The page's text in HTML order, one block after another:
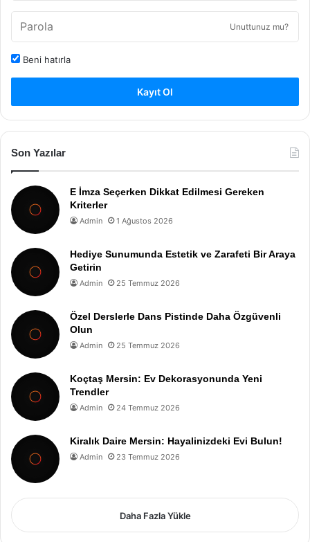
Unuttunuz mu?
Beni hatırla
Kayıt Ol
Son Yazılar
E İmza Seçerken Dikkat Edilmesi Gereken
Kriterler
Admin 1 Ağustos 2026
Hediye Sunumunda Estetik ve Zarafeti Bir Araya
Getirin
Admin 25 Temmuz 2026
Özel Derslerle Dans Pistinde Daha Özgüvenli
Olun
Admin 25 Temmuz 2026
Koçtaş Mersin: Ev Dekorasyonunda Yeni
Trendler
Admin 24 Temmuz 2026
Kiralık Daire Mersin: Hayalinizdeki Evi Bulun!
Admin 23 Temmuz 2026
Daha Fazla Yükle